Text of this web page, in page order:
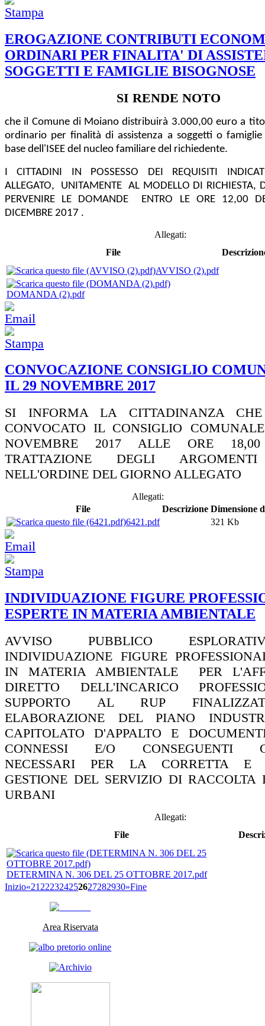
EROGAZIONE CONTRIBUTI
ORDINARI PER FINALITA' DI
SOGGETTI E FAMIGLIE BISOGNOSE
SI RENDE NOTO
che il Comune di Moiano distribuirà 3.000,00 euro a
ordinario per finalità di assistenza a soggetti o famiglie
base dell'ISEE del nucleo familiare del richiedente.
I CITTADINI IN POSSESSO DEI REQUISITI
ALLEGATO, UNITAMENTE AL MODELLO DI RICHIESTA,
PERVENIRE LE DOMANDE ENTRO LE ORE 12,00
DICEMBRE 2017 .
Allegati:
File
AVVISO (2).pdf
DOMANDA (2).pdf
CONVOCAZIONE CONSIGLIO
IL 29 NOVEMBRE 2017
SI INFORMA LA CITTADINANZA
CONVOCATO IL CONSIGLIO
NOVEMBRE 2017 ALLE ORE
TRATTAZIONE DEGLI
NELL'ORDINE DEL GIORNO ALLEGATO
Allegati:
File
Descrizione Dimensione
6421.pdf
321 Kb
INDIVIDUAZIONE FIGURE
ESPERTE IN MATERIA AMBIENTALE
AVVISO PUBBLICO
INDIVIDUAZIONE FIGURE
IN MATERIA AMBIENTALE PER
DIRETTO DELL'INCARICO
SUPPORTO AL RUP
ELABORAZIONE DEL PIANO
CAPITOLATO D'APPALTO E
CONNESSI E/O CONSEGUENTI
NECESSARI PER LA CORRETTA E
GESTIONE DEL SERVIZIO DI RACCOLTA
URBANI
Allegati:
File
DETERMINA N. 306 DEL 25 OTTOBRE 2017.pdf
Inizio«21 222324252627282930»Fine
Area Riservata